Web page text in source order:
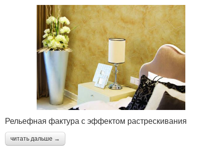
Рельефная фактура с эффектом растрескивания
читать дальше →